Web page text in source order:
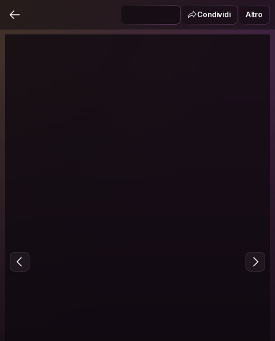
Condividi Altro